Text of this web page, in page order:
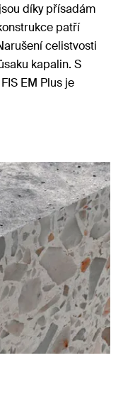
díky přísadám
patří
celistvosti
kapalin. S
EM Plus je